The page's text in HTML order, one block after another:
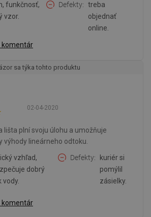
funkčnosť,
vzor.
Defekty
treba
objednať
online.
komentár
sa týka tohto produktu
02-04-2020
lišta plní svoju úlohu a umožňuje
výhody lineárneho odtoku.
vzhľad,
dobrý
vody.
Defekty
kuriér si
pomýlil
zásielky.
komentár